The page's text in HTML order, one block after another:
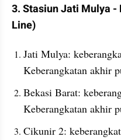
3. Stasiun Jati Mulya -
Line)
Jati Mulya:
Keberangkatan akhir
Bekasi Barat:
Keberangkatan akhir
Cikunir 2: